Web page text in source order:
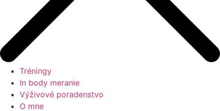
Tréningy
In body meranie
Výživové poradenstvo
O mne